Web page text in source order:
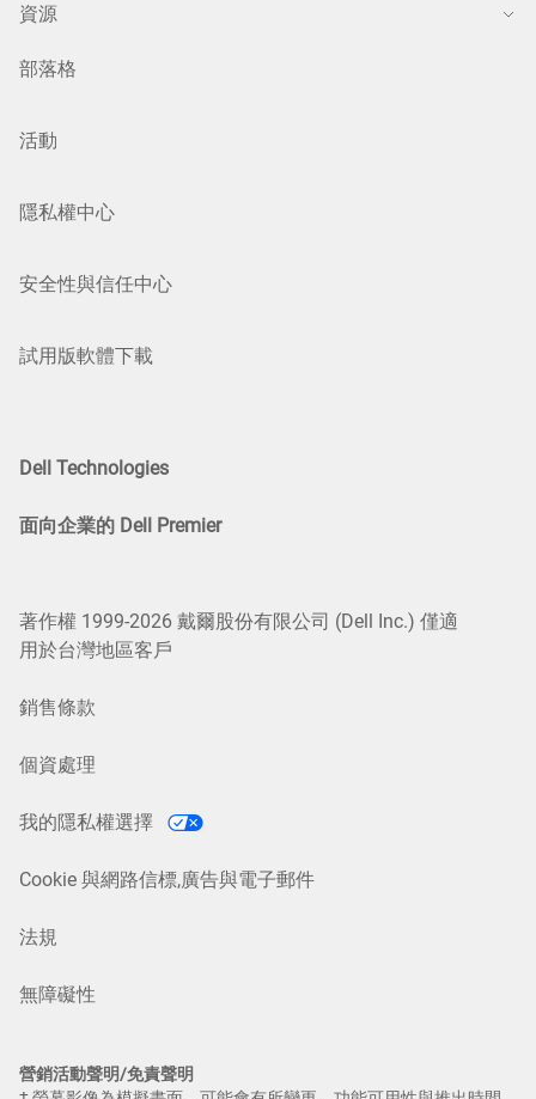
資源
部落格
活動
隱私權中心
安全性與信任中心
試用版軟體下載
Dell Technologies
面向企業的 Dell Premier
著作權 1999-2026 戴爾股份有限公司 (Dell Inc.) 僅適
用於台灣地區客戶
銷售條款
個資處理
我的隱私權選擇
Cookie 與網路信標,廣告與電子郵件
法規
無障礙性
營銷活動聲明/免責聲明